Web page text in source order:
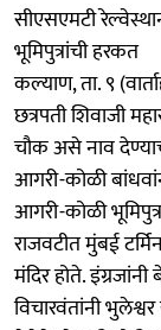
सीएसएमटी
भूमिपुत्रांची हरकत
कल्याण, ता. ९
छत्रपती शिवाजी
चौक असे नाव
आगरी-कोळी
आगरी-कोळी
राजवटीत मुंबई
मंदिर होते.
विचारवंतांनी